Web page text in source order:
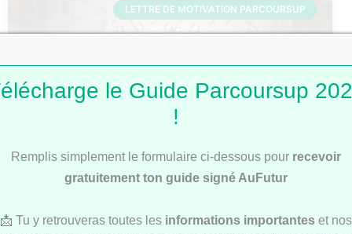
LETTRE DE MOTIVATION PARCOURSUP
Lettres de motivation Parcoursup : 101
modèles pour t’inspirer
le Guide Parcoursup
!
Remplis simplement le formulaire ci-dessous pour recevoir
gratuitement ton guide signé AuFutur
📩 Tu y retrouveras toutes les informations importantes et nos